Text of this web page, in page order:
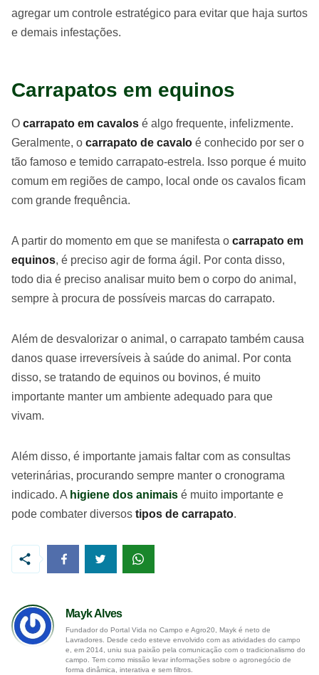
agregar um controle estratégico para evitar que haja surtos
e demais infestações.
Carrapatos em equinos
O carrapato em cavalos é algo frequente, infelizmente.
Geralmente, o carrapato de cavalo é conhecido por ser o
tão famoso e temido carrapato-estrela. Isso porque é muito
comum em regiões de campo, local onde os cavalos ficam
com grande frequência.
A partir do momento em que se manifesta o carrapato em
equinos, é preciso agir de forma ágil. Por conta disso,
todo dia é preciso analisar muito bem o corpo do animal,
sempre à procura de possíveis marcas do carrapato.
Além de desvalorizar o animal, o carrapato também causa
danos quase irreversíveis à saúde do animal. Por conta
disso, se tratando de equinos ou bovinos, é muito
importante manter um ambiente adequado para que
vivam.
Além disso, é importante jamais faltar com as consultas
veterinárias, procurando sempre manter o cronograma
indicado. A higiene dos animais é muito importante e
pode combater diversos tipos de carrapato.
Mayk Alves
Fundador do Portal Vida no Campo e Agro20, Mayk é neto de
Lavradores. Desde cedo esteve envolvido com as atividades do campo
e, em 2014, uniu sua paixão pela comunicação com o tradicionalismo do
campo. Tem como missão levar informações sobre o agronegócio de
forma dinâmica, interativa e sem filtros.